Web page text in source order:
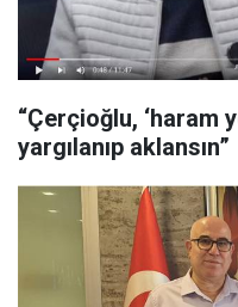
“Çerçioğlu, ‘haram
yargılanıp aklansın”